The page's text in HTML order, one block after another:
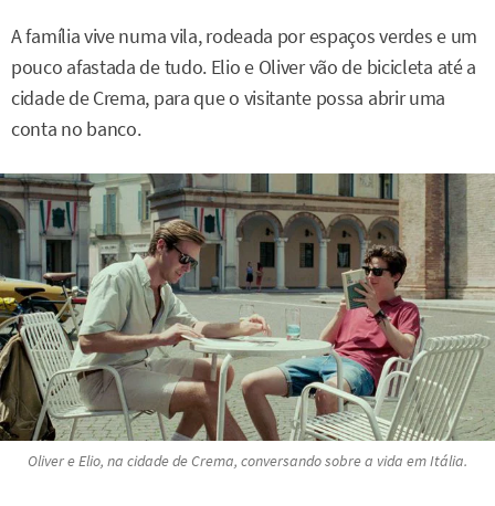
A família vive numa vila, rodeada por espaços verdes e um
pouco afastada de tudo. Elio e Oliver vão de bicicleta até a
cidade de Crema, para que o visitante possa abrir uma
conta no banco.
Oliver e Elio, na cidade de Crema, conversando sobre a vida em Itália.